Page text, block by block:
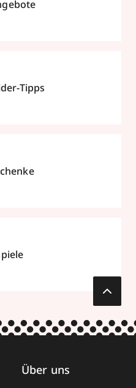
Tipps
Über uns